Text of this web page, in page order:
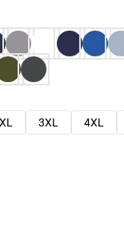
3XL 4XL